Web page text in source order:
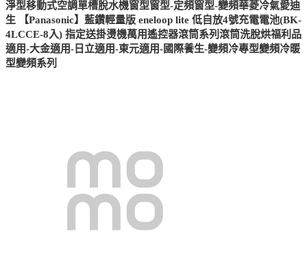
淨型移動式空調單槽脫水機窗型窗型-定頻窗型-變頻華菱冷氣愛迪
生 【Panasonic】藍鑽輕量版 eneloop lite 低自放4號充電電池(BK-
4LCCE-8入) 指定送掛燙機萬用遙控器滾筒系列滾筒洗脫烘福利品
適用-大金適用-日立適用-東元適用-國際養生-變頻冷專型變頻冷暖
型變頻系列